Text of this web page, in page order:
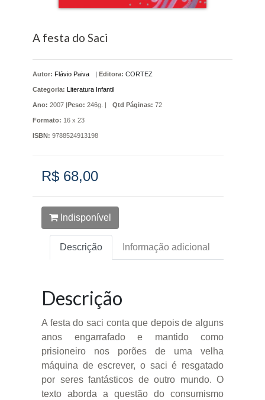
A festa do Saci
Autor: Flávio Paiva | Editora: CORTEZ
Categoria: Literatura Infantil
Ano: 2007 |Peso: 246g. | Qtd Páginas: 72
Formato: 16 x 23
ISBN: 9788524913198
R$ 68,00
Indisponível
Descrição Informação adicional
Descrição
A festa do saci conta que depois de alguns
anos engarrafado e mantido como
prisioneiro nos porões de uma velha
máquina de escrever, o saci é resgatado
por seres fantásticos de outro mundo. O
texto aborda a questão do consumismo